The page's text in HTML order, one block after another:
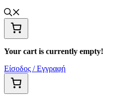
Your cart is currently empty!
Είσοδος / Εγγραφή